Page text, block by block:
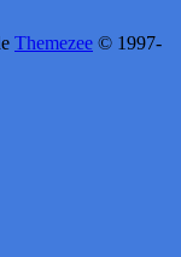
Themezee © 1997-